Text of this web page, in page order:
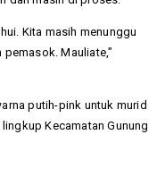
Kita masih menunggu
Mauliate,”
putih-pink untuk murid
Kecamatan Gunung